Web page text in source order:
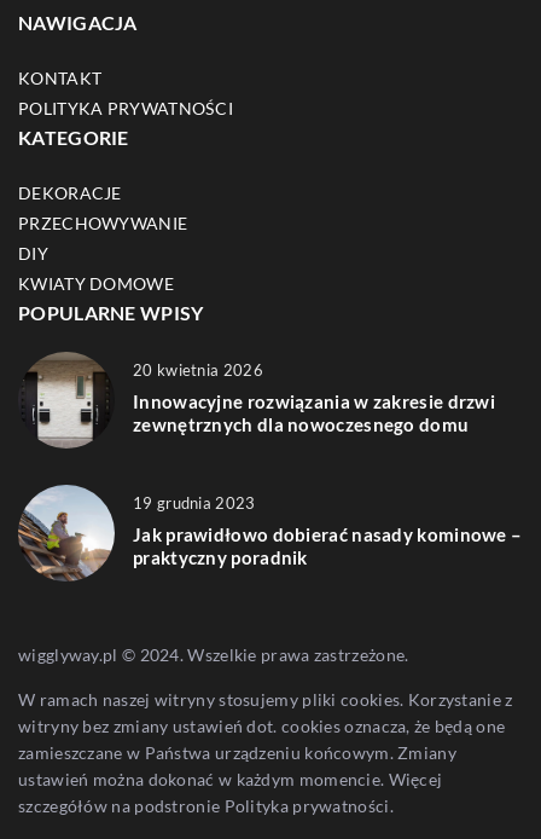
NAWIGACJA
KONTAKT
POLITYKA PRYWATNOŚCI
KATEGORIE
DEKORACJE
PRZECHOWYWANIE
DIY
KWIATY DOMOWE
POPULARNE WPISY
20 kwietnia 2026
Innowacyjne rozwiązania w zakresie drzwi
zewnętrznych dla nowoczesnego domu
19 grudnia 2023
Jak prawidłowo dobierać nasady kominowe –
praktyczny poradnik
wigglyway.pl © 2024. Wszelkie prawa zastrzeżone.
W ramach naszej witryny stosujemy pliki cookies. Korzystanie z
witryny bez zmiany ustawień dot. cookies oznacza, że będą one
zamieszczane w Państwa urządzeniu końcowym. Zmiany
ustawień można dokonać w każdym momencie. Więcej
szczegółów na podstronie Polityka prywatności.